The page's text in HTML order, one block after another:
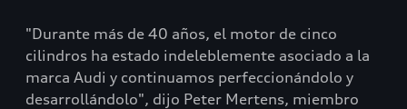
"Durante más de 40 años, el motor de cinco
cilindros ha estado indeleblemente asociado a la
marca Audi y continuamos perfeccionándolo y
desarrollándolo", dijo Peter Mertens, miembro